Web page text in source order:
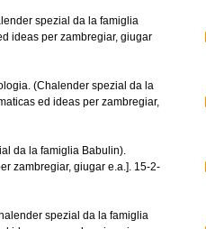
spezial da la famiglia
ideas per zambregiar, giugar
(Chalender spezial da la
ed ideas per zambregiar,
da la famiglia Babulin).
zambregiar, giugar e.a.]. 15-2-
spezial da la famiglia